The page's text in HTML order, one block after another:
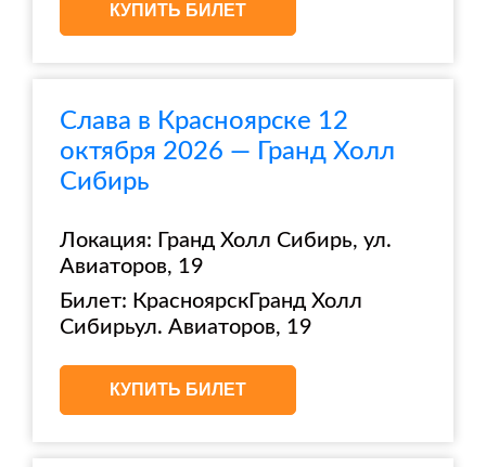
КУПИТЬ БИЛЕТ
Слава в Красноярске 12
октября 2026 — Гранд Холл
Сибирь
Локация: Гранд Холл Сибирь, ул.
Авиаторов, 19
Билет: КрасноярскГранд Холл
Сибирьул. Авиаторов, 19
КУПИТЬ БИЛЕТ